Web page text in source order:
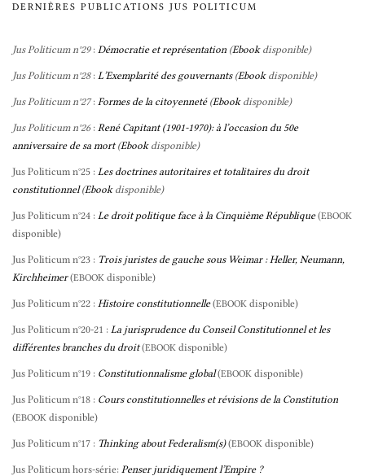
DERNIÈRES PUBLICATIONS JUS POLITICUM
Jus Politicum n°29: Démocratie et représentation (Ebookdisponible)
Jus Politicum n°28: L’Exemplarité des gouvernants(Ebookdisponible)
Jus Politicum n°27: Formes de la citoyenneté(Ebookdisponible)
Jus Politicum n°26: René Capitant (1901-1970): à l’occasion du 50e
anniversaire de sa mort(Ebookdisponible)
Jus Politicum n°25 : Les doctrines autoritaires et totalitaires du droit
constitutionnel(Ebookdisponible)
Jus Politicum n°24 : Le droit politique face à la Cinquième République (EBOOK
disponible)
Jus Politicum n°23 : Trois juristes de gauche sous Weimar : Heller, Neumann,
Kirchheimer (EBOOK disponible)
Jus Politicum n°22 : Histoire constitutionnelle (EBOOK disponible)
Jus Politicum n°20-21 : La jurisprudence du Conseil Constitutionnel et les
différentes branches du droit (EBOOK disponible)
Jus Politicum n°19 : Constitutionnalisme global (EBOOK disponible)
Jus Politicum n°18 : Cours constitutionnelles et révisions de la Constitution
(EBOOK disponible)
Jus Politicum n°17 : Thinking about Federalism(s) (EBOOK disponible)
Jus Politicum hors-série: Penser juridiquement l’Empire ?